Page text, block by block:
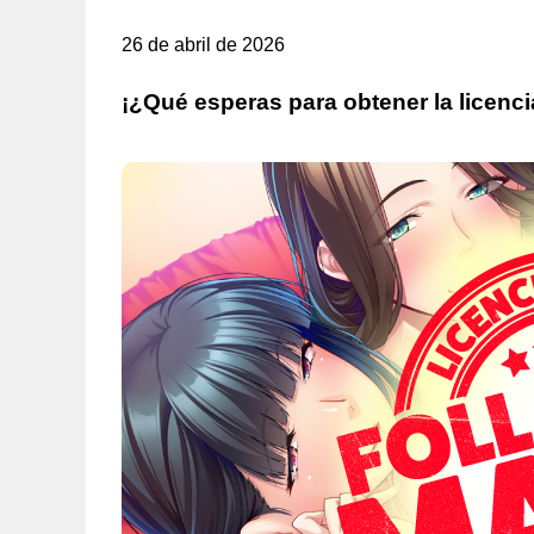
26 de abril de 2026
¡¿Qué esperas para obtener la